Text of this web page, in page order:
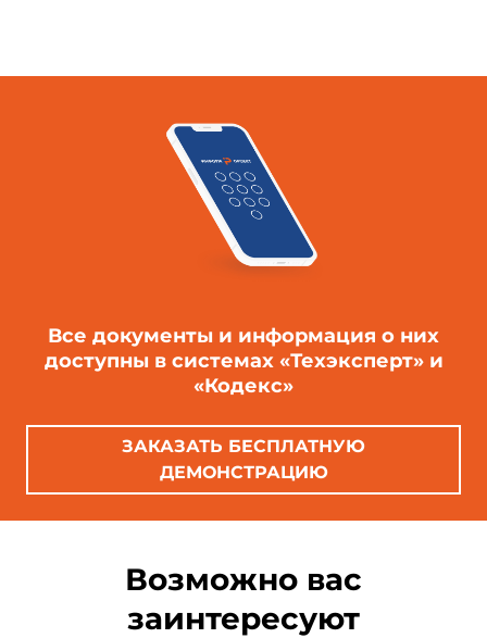
Все документы и информация о них
доступны в системах «Техэксперт» и
«Кодекс»
ЗАКАЗАТЬ БЕСПЛАТНУЮ
ДЕМОНСТРАЦИЮ
Возможно вас
заинтересуют